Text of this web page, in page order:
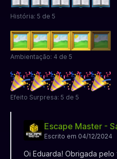
História: 5 de 5
Ambientação: 4 de 5
Efeito Surpresa: 5 de 5
Escape Master -
Escrito em 04/12/2024
Oi Eduarda! Obrigada